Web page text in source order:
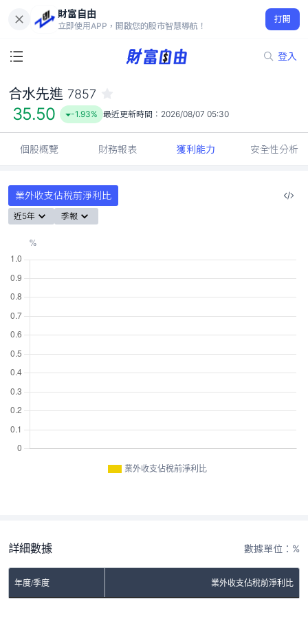
財富自由
立即使用APP，開啟您的股市智慧導航！
打開
登入
35.50
-1.93%
合水先進 7857
35.50 -1.93% 最近更新時間： 2026/08/07 05:30
個股概覽 財務報表 獲利能力 安全性分析
業外收支佔稅前淨利比
近5年 季報
業外收支佔稅前淨利比
詳細數據 數據單位：%
年度/季度 業外收支佔稅前淨利比